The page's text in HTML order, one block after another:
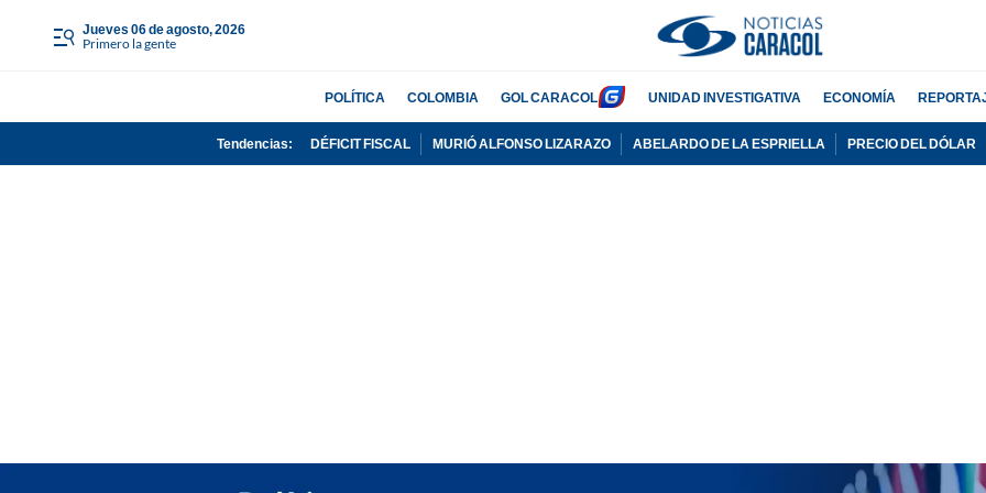
jueves 06 de agosto, 2026
Primero la gente
POLÍTICA COLOMBIA GOL CARACOL UNIDAD INVESTIGATIVA ECONOMÍA
Tendencias: DÉFICIT FISCAL MURIÓ ALFONSO LIZARAZO ABELARDO DE LA ESPRIELLA PRECIO DEL DÓLAR